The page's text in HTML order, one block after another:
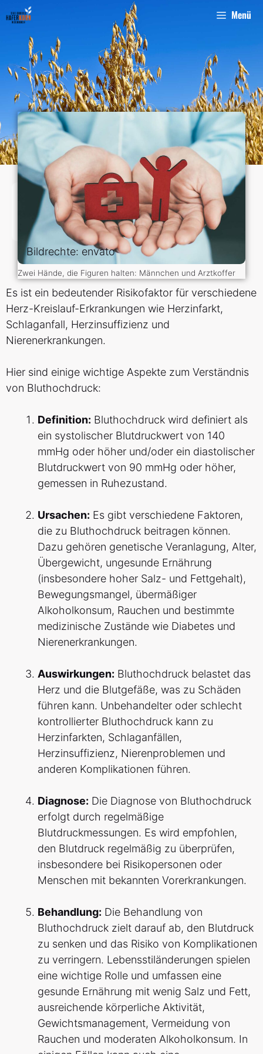
Menü
Bildrechte: envato
Bluthochdruck
Zwei Hände, die Figuren halten: Männchen und Arztkoffer
Bildrechte: envato
Es ist ein bedeutender Risikofaktor für verschiedene
Herz-Kreislauf-Erkrankungen wie Herzinfarkt,
Schlaganfall, Herzinsuffizienz und
Nierenerkrankungen.
Hier sind einige wichtige Aspekte zum Verständnis
von Bluthochdruck:
Definition: Bluthochdruck wird definiert als
ein systolischer Blutdruckwert von 140
mmHg oder höher und/oder ein diastolischer
Blutdruckwert von 90 mmHg oder höher,
gemessen in Ruhezustand.
Ursachen: Es gibt verschiedene Faktoren,
die zu Bluthochdruck beitragen können.
Dazu gehören genetische Veranlagung, Alter,
Übergewicht, ungesunde Ernährung
(insbesondere hoher Salz- und Fettgehalt),
Bewegungsmangel, übermäßiger
Alkoholkonsum, Rauchen und bestimmte
medizinische Zustände wie Diabetes und
Nierenerkrankungen.
Auswirkungen: Bluthochdruck belastet das
Herz und die Blutgefäße, was zu Schäden
führen kann. Unbehandelter oder schlecht
kontrollierter Bluthochdruck kann zu
Herzinfarkten, Schlaganfällen,
Herzinsuffizienz, Nierenproblemen und
anderen Komplikationen führen.
Diagnose: Die Diagnose von Bluthochdruck
erfolgt durch regelmäßige
Blutdruckmessungen. Es wird empfohlen,
den Blutdruck regelmäßig zu überprüfen,
insbesondere bei Risikopersonen oder
Menschen mit bekannten Vorerkrankungen.
Behandlung: Die Behandlung von
Bluthochdruck zielt darauf ab, den Blutdruck
zu senken und das Risiko von Komplikationen
zu verringern. Lebensstiländerungen spielen
eine wichtige Rolle und umfassen eine
gesunde Ernährung mit wenig Salz und Fett,
ausreichende körperliche Aktivität,
Gewichtsmanagement, Vermeidung von
Rauchen und moderaten Alkoholkonsum. In